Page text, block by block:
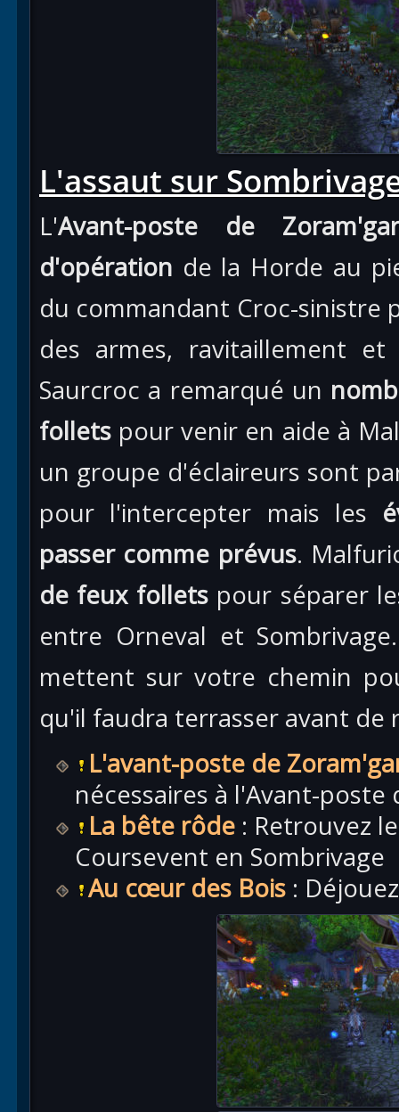
L'assaut sur
L'Avant-poste de
d'opération de la Horde au
du commandant Croc-sinistre
des armes, ravitaillement
Saurcroc a remarqué un
follets pour venir en aide à
un groupe d'éclaireurs sont
pour l'intercepter mais les
passer comme prévus.
de feux folletspour séparer
entre Orneval et
mettent sur votre chemin
qu'il faudra terrasser avant de
L'avant-poste de
nécessaires à l'Avant-poste
La bête rôde : Retrouvez
Coursevent en Sombrivage
Au cœur des Bois :